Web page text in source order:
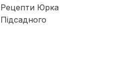
Рецепти Юрка
Підсадного